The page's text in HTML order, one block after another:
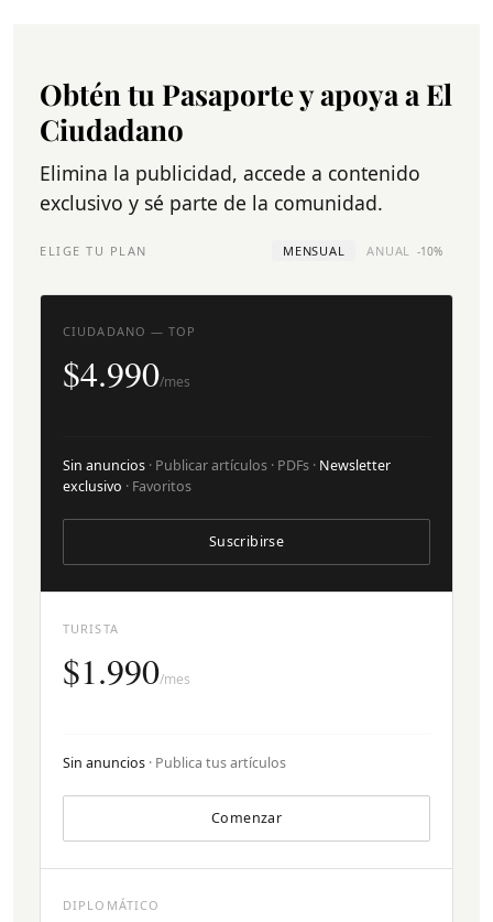
Obtén tu Pasaporte y apoya a El
Ciudadano
Elimina la publicidad, accede a contenido
exclusivo y sé parte de la comunidad.
ELIGE TU PLAN MENSUAL ANUAL -10%
TURISTA
$1.990/mes
Sin anuncios · Publica tus artículos
Comenzar
CIUDADANO — TOP
$4.990/mes
Sin anuncios · Publicar artículos · PDFs · Newsletter
exclusivo · Favoritos
Suscribirse
DIPLOMÁTICO